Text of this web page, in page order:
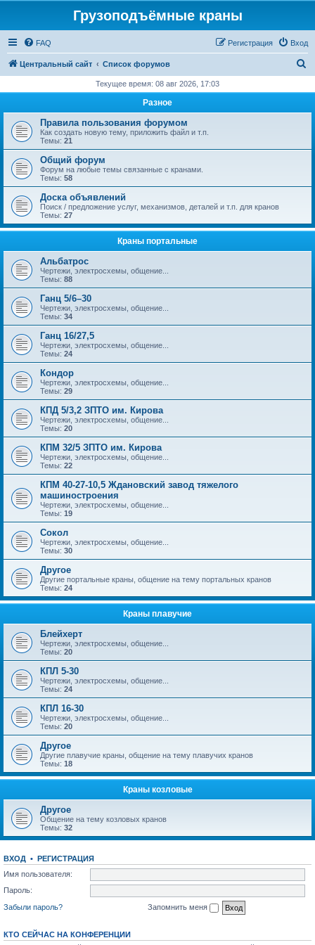
Грузоподъёмные краны
FAQ Вход
Регистрация
Центральный сайт Список форумов
с
Текущее время: 08 авг 2026, 17:03
Разное
Правила пользования форумом
Как создать новую тему, приложить файл и т.п.
Темы: 21
Общий форум
Форум на любые темы связанные с кранами.
Темы: 58
Доска объявлений
Поиск / предложение услуг, механизмов, деталей и т.п. для кранов
Темы: 27
Краны портальные
Альбатрос
Чертежи, электросхемы, общение...
Темы: 88
Ганц 5/6–30
Чертежи, электросхемы, общение...
Темы: 34
Ганц 16/27,5
Чертежи, электросхемы, общение...
Темы: 24
Кондор
Чертежи, электросхемы, общение...
Темы: 29
КПД 5/3,2 ЗПТО им. Кирова
Чертежи, электросхемы, общение...
Темы: 20
КПМ 32/5 ЗПТО им. Кирова
Чертежи, электросхемы, общение...
Темы: 22
КПМ 40-27-10,5 Ждановский завод тяжелого
машиностроения
Чертежи, электросхемы, общение...
Темы: 19
Сокол
Чертежи, электросхемы, общение...
Темы: 30
Другое
Другие портальные краны, общение на тему портальных кранов
Темы: 24
Краны плавучие
Блейхерт
Чертежи, электросхемы, общение...
Темы: 20
КПЛ 5-30
Чертежи, электросхемы, общение...
Темы: 24
КПЛ 16-30
Чертежи, электросхемы, общение...
Темы: 20
Другое
Другие плавучие краны, общение на тему плавучих кранов
Темы: 18
Краны козловые
Другое
Общение на тему козловых кранов
Темы: 32
ВХОД • РЕГИСТРАЦИЯ
Имя пользователя:
Пароль:
Забыли пароль?
Запомнить меня
КТО СЕЙЧАС НА КОНФЕРЕНЦИИ